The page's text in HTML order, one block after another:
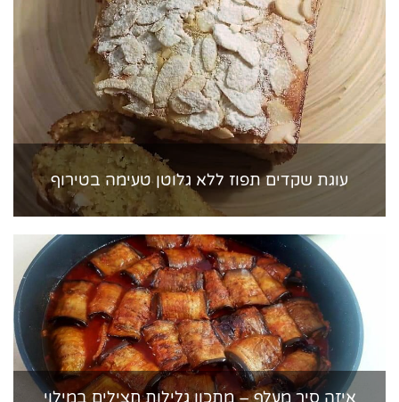
עוגת שקדים תפוז ללא גלוטן טעימה בטירוף
איזה סיר מעלף – מתכון גלילות חצילים במילוי